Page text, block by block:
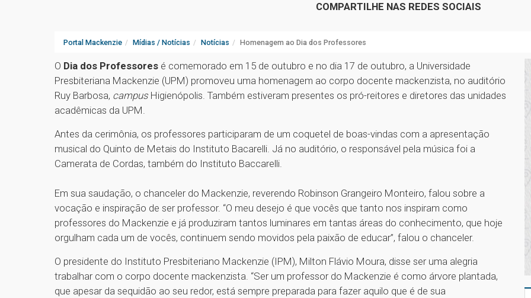
COMPARTILHE NAS REDES SOCIAIS
Portal Mackenzie Mídias / Notícias Notícias Homenagem ao Dia dos Professores
O Dia dos Professores é comemorado em 15 de outubro e no dia 17 de outubro, a Universidade
Presbiteriana Mackenzie (UPM) promoveu uma homenagem ao corpo docente mackenzista, no auditório
Ruy Barbosa, campus Higienópolis. Também estiveram presentes os pró-reitores e diretores das unidades
acadêmicas da UPM.
Antes da cerimônia, os professores participaram de um coquetel de boas-vindas com a apresentação
musical do Quinto de Metais do Instituto Bacarelli. Já no auditório, o responsável pela música foi a
Camerata de Cordas, também do Instituto Baccarelli.
Em sua saudação, o chanceler do Mackenzie, reverendo Robinson Grangeiro Monteiro, falou sobre a
vocação e inspiração de ser professor. “O meu desejo é que vocês que tanto nos inspiram como
professores do Mackenzie e já produziram tantos luminares em tantas áreas do conhecimento, que hoje
orgulham cada um de vocês, continuem sendo movidos pela paixão de educar”, falou o chanceler.
O presidente do Instituto Presbiteriano Mackenzie (IPM), Milton Flávio Moura, disse ser uma alegria
trabalhar com o corpo docente mackenzista. “Ser um professor do Mackenzie é como árvore plantada,
que apesar da sequidão ao seu redor, está sempre preparada para fazer aquilo que é de sua